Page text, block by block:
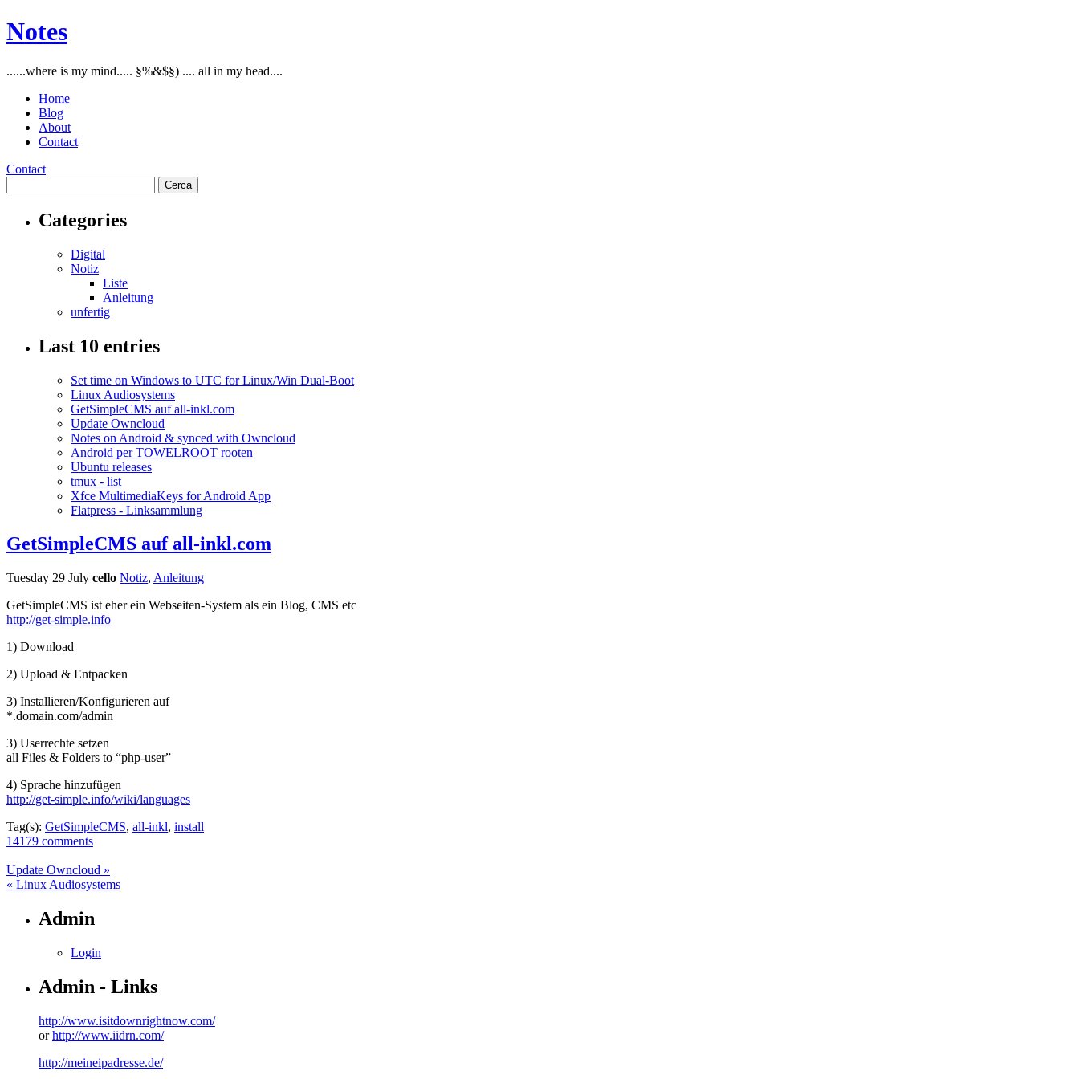
Notes
......where is my mind..... §%&$§) .... all in my head....
Home
Blog
About
Contact
Contact
Categories
Digital
Notiz
Liste
Anleitung
unfertig
Last 10 entries
Set time on Windows to UTC for Linux/Win Dual-Boot
Linux Audiosystems
GetSimpleCMS auf all-inkl.com
Update Owncloud
Notes on Android & synced with Owncloud
Android per TOWELROOT rooten
Ubuntu releases
tmux - list
Xfce MultimediaKeys for Android App
Flatpress - Linksammlung
GetSimpleCMS auf all-inkl.com
Tuesday 29 July cello Notiz, Anleitung
GetSimpleCMS ist eher ein Webseiten-System als ein Blog, CMS etc
http://get-simple.info
1) Download
2) Upload & Entpacken
3) Installieren/Konfigurieren auf
*.domain.com/admin
3) Userrechte setzen
all Files & Folders to “php-user”
4) Sprache hinzufügen
http://get-simple.info/wiki/languages
Tag(s): GetSimpleCMS, all-inkl, install
14179 comments
Update Owncloud »
« Linux Audiosystems
Admin
Login
Admin - Links
http://www.isitdownrightnow.com/
orhttp://www.iidrn.com/
http://meineipadresse.de/